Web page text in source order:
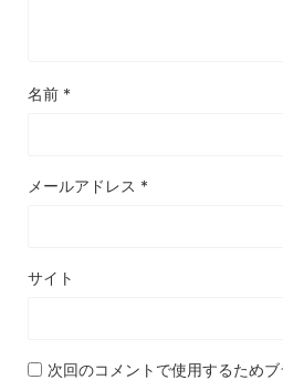
名前 *
メールアドレス *
サイト
次回のコメントで使用するため